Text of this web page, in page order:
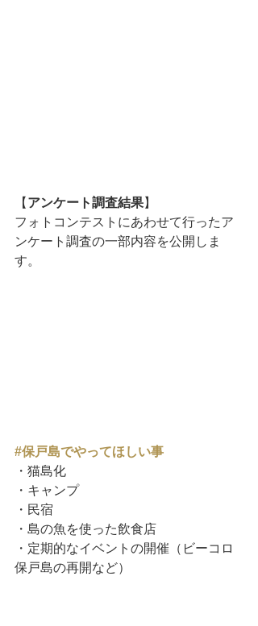
【 アンケート調査結果】
フォトコンテストにあわせて行ったア
ンケート調査の一部内容を公開しま
す。
#保戸島でやってほしい事
・猫島化
・キャンプ
・民宿
・島の魚を使った飲食店
・定期的なイベントの開催（ビーコロ
保戸島の再開など）